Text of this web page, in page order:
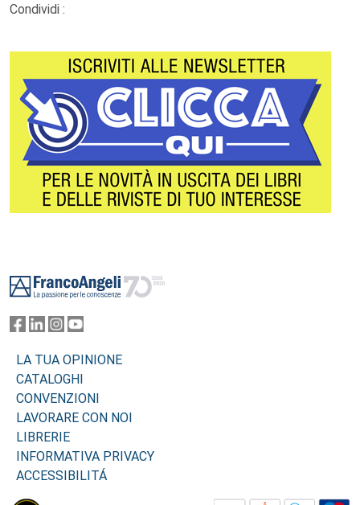
Condividi :
LA TUA OPINIONE
CATALOGHI
CONVENZIONI
LAVORARE CON NOI
LIBRERIE
INFORMATIVA PRIVACY
ACCESSIBILITÁ